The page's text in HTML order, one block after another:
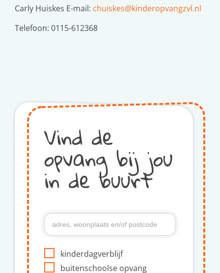
Carly Huiskes E-mail: chuiskes@kinderopvangzvl.nl
Telefoon: 0115-612368
Vind de
opvang bij jou
in de buurt
kinderdagverblijf
buitenschoolse opvang